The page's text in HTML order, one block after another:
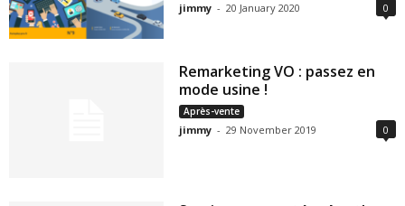
jimmy - 20 January 2020 0
Remarketing VO : passez en
mode usine !
Après-vente
jimmy - 29 November 2019 0